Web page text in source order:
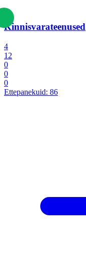
Kinnisvarateenused
4
12
0
0
0
Ettepanekuid: 86